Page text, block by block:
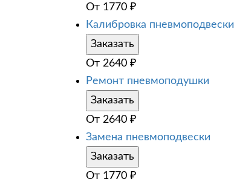
От 1770 ₽
Калибровка пневмоподвески
Заказать
От 2640 ₽
Ремонт пневмоподушки
Заказать
От 2640 ₽
Замена пневмоподвески
Заказать
От 1770 ₽